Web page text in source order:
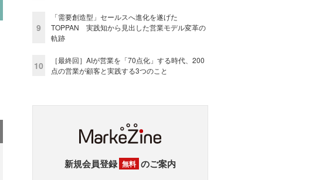
9
「需要創造型」セールスへ進化を遂げた
TOPPAN 実践知から見出した営業モデル変革の
軌跡
10
［最終回］AIが営業を「70点化」する時代、200
点の営業が顧客と実践する3つのこと
新規会員登録 無料 のご案内